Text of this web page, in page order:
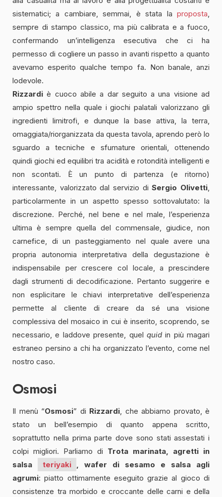
sistematici; a cambiare, semmai, è stata la proposta,
sempre di stampo classico, ma più calibrata e a fuoco,
confermando un’intelligenza esecutiva che ci ha
permesso di cogliere un passo in avanti rispetto a quanto
avevamo esperito qualche tempo fa. Non banale, anzi
lodevole.
Rizzardiè cuoco abile a dar seguito a una visione ad
ampio spettro nella quale i giochi palatali valorizzano gli
ingredienti limitrofi, e dunque la base attiva, la terra,
omaggiata/riorganizzata da questa tavola, aprendo però lo
sguardo a tecniche e sfumature orientali, ottenendo
quindi giochi ed equilibri tra acidità e rotondità intelligenti e
non scontati. È un punto di partenza (e ritorno)
interessante, valorizzato dal servizio diSergio Olivetti,
particolarmente in un aspetto spesso sottovalutato: la
discrezione. Perché, nel bene e nel male, l’esperienza
ultima è sempre quella del commensale, giudice, non
carnefice, di un pasteggiamento nel quale avere una
propria autonomia interpretativa della degustazione è
indispensabile per crescere col locale, a prescindere
dagli strumenti di decodificazione. Pertanto suggerire e
non esplicitare le chiavi interpretative dell’esperienza
permette al cliente di creare da sé una visione
complessiva del mosaico in cui è inserito, scoprendo, se
necessario, e laddove presente, quel quidin più magari
estraneo persino a chi ha organizzato l’evento, come nel
nostro caso.
Osmosi
Il menù “Osmosi” di Rizzardi, che abbiamo provato, è
stato un bell’esempio di quanto appena scritto,
soprattutto nella prima parte dove sono stati assestati i
colpi migliori. Parliamo di Trota marinata, agretti in
salsa
teriyaki , wafer di sesamo e salsa agli
agrumi: piatto ottimamente eseguito grazie al gioco di
consistenze tra morbido e croccante delle carni e della